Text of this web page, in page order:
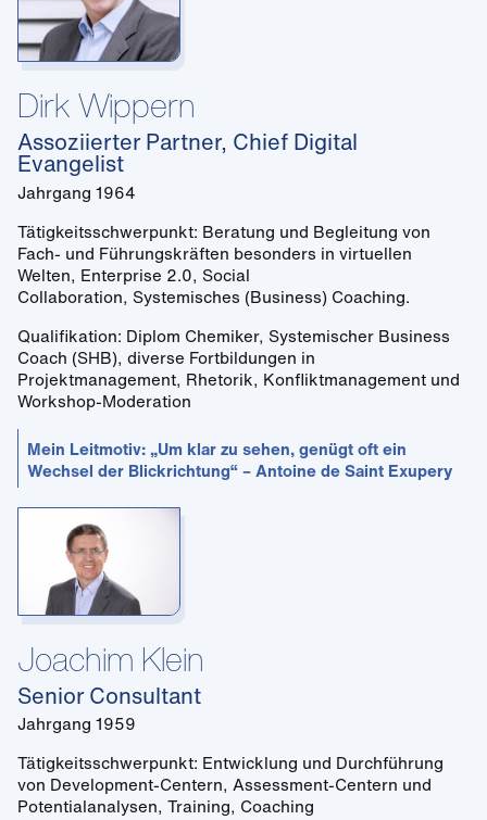
Dirk Wippern
Assoziierter Partner, Chief Digital
Evangelist
Jahrgang 1964
Tätigkeitsschwerpunkt: Beratung und Begleitung von
Fach- und Führungskräften besonders in virtuellen
Welten, Enterprise 2.0, Social
Collaboration, Systemisches (Business) Coaching.
Qualifikation: Diplom Chemiker, Systemischer Business
Coach (SHB), diverse Fortbildungen in
Projektmanagement, Rhetorik, Konfliktmanagement und
Workshop-Moderation
Mein Leitmotiv: „Um klar zu sehen, genügt oft ein
Wechsel der Blickrichtung“ – Antoine de Saint Exupery
Joachim Klein
Senior Consultant
Jahrgang 1959
Tätigkeitsschwerpunkt: Entwicklung und Durchführung
von Development-Centern, Assessment-Centern und
Potentialanalysen, Training, Coaching